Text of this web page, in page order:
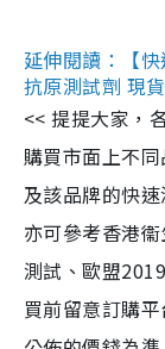
延伸閱讀：【
抗原測試劑 現
<< 提提大家，
購買市面上不
及該品牌的快
亦可參考香港
測試、歐盟
買前留意訂購